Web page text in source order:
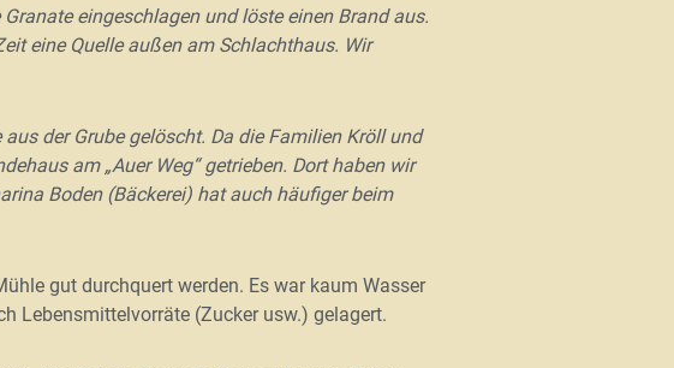
eingeschlagen und löste einen Brand aus.
eine Quelle außen am Schlachthaus. Wir
der Grube gelöscht. Da die Familien Kröll und
am „Auer Weg“ getrieben. Dort haben wir
Boden (Bäckerei) hat auch häufiger beim
gut durchquert werden. Es war kaum Wasser
Lebensmittelvorräte (Zucker usw.) gelagert.